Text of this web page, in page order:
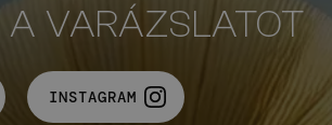
A VARÁZSLATOT
INSTAGRAM